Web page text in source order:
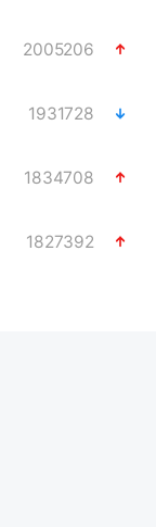
2005206
1931728
1834708
1827392